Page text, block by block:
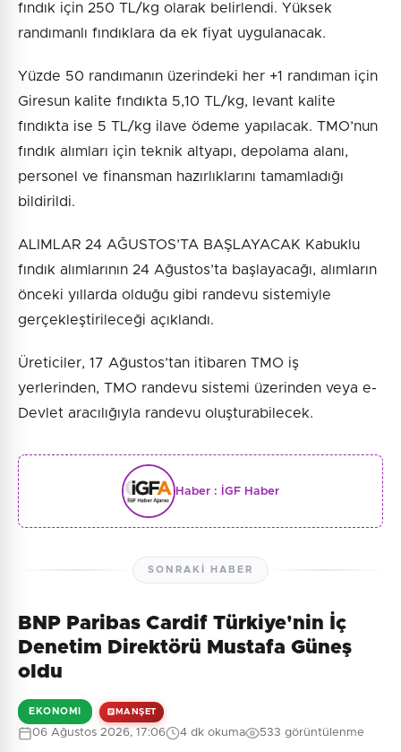
fındık için 250 TL/kg olarak belirlendi. Yüksek
randımanlı fındıklara da ek fiyat uygulanacak.
Yüzde 50 randımanın üzerindeki her +1 randıman için
Giresun kalite fındıkta 5,10 TL/kg, levant kalite
fındıkta ise 5 TL/kg ilave ödeme yapılacak. TMO’nun
fındık alımları için teknik altyapı, depolama alanı,
personel ve finansman hazırlıklarını tamamladığı
bildirildi.
ALIMLAR 24 AĞUSTOS’TA BAŞLAYACAK Kabuklu
fındık alımlarının 24 Ağustos’ta başlayacağı, alımların
önceki yıllarda olduğu gibi randevu sistemiyle
gerçekleştirileceği açıklandı.
Üreticiler, 17 Ağustos’tan itibaren TMO iş
yerlerinden, TMO randevu sistemi üzerinden veya e-
Devlet aracılığıyla randevu oluşturabilecek.
Haber : İGF Haber
SONRAKI HABER
BNP Paribas Cardif Türkiye'nin İç
Denetim Direktörü Mustafa Güneş
oldu
EKONOMI MANŞET
06 Ağustos 2026, 17:06 4 dk okuma 533 görüntülenme